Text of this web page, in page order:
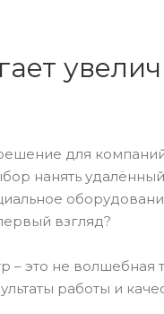
для
нанять
взгляд?
это не волшебная
работы и